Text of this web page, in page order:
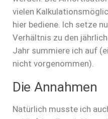
vielen
hier bediene. Ich setze
Verhältnis zu den
Jahr summiere ich auf
nicht vorgenommen).
Die Annahmen
Natürlich musste ich